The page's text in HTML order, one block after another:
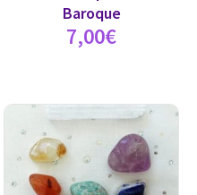
Baroque
7,00€